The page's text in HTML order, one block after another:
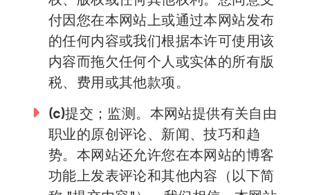
付因您在本网站上或通过本网站发布
的任何内容或我们根据本许可使用该
内容而拖欠任何个人或实体的所有版
税、费用或其他款项。
(c)提交；监测。本网站提供有关自由
职业的原创评论、新闻、技巧和趋
势。本网站还允许您在本网站的博客
功能上发表评论和其他内容（以下简